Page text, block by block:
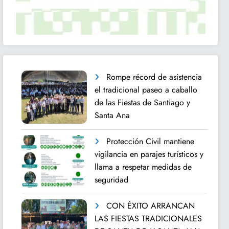
Rompe récord de asistencia
el tradicional paseo a caballo
de las Fiestas de Santiago y
Santa Ana
Protección Civil mantiene
vigilancia en parajes turísticos y
llama a respetar medidas de
seguridad
CON ÉXITO ARRANCAN
LAS FIESTAS TRADICIONALES